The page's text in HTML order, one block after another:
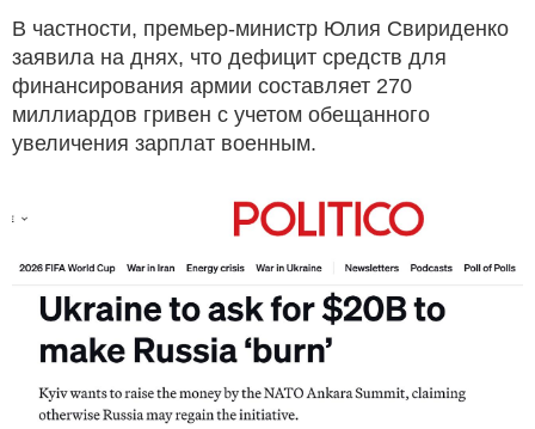
В частности, премьер-министр Юлия Свириденко
заявила на днях, что дефицит средств для
финансирования армии составляет 270
миллиардов гривен с учетом обещанного
увеличения зарплат военным.